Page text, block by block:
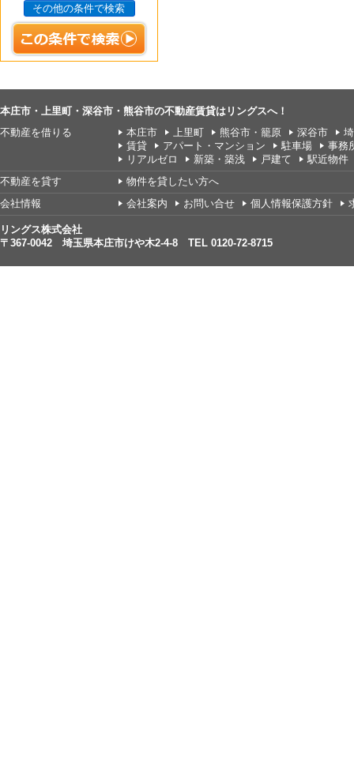
その他の条件で検索
本庄市・上里町・深谷市・熊谷市の不動産賃貸はリングスへ！
不動産を借りる
本庄市 上里町 熊谷市・籠原 深谷市
賃貸
アパート・マンション 駐車場
事務
リアルゼロ
新築・築浅 戸建て
駅近物件
不動産を貸す
物件を貸したい方へ
会社情報
会社案内 お問い合せ 個人情報保護方針
リングス株式会社
〒367-0042 埼玉県本庄市けや木2-4-8 TEL 0120-72-8715